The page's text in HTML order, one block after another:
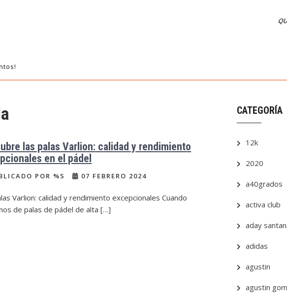
las palas Varlion: calidad y rendimiento
en el pádel
POR %S 07 FEBRERO 2024
Varlion: calidad y rendimiento excepcionales Cuando
de palas de pádel de alta […]
CATEGORÍA
12k
2020
a40grados
activa club
aday
adidas
agustin
agustin